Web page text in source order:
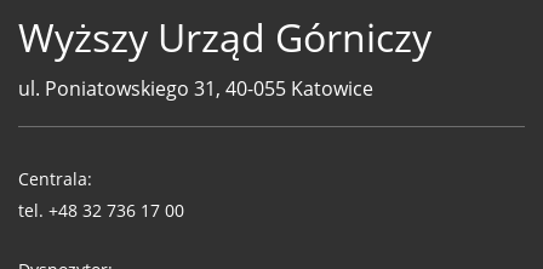
Wyższy Urząd Górniczy
ul. Poniatowskiego 31, 40-055 Katowice
WUG
Centrala:
tel. +48 32 736 17 00